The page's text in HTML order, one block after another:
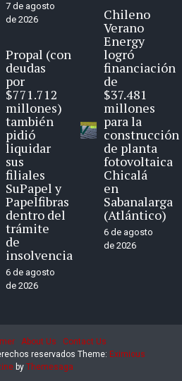
7 de agosto
de 2026
Propal (con
deudas
por
$771.712
millones)
también
pidió
liquidar
sus
filiales
SuPapel y
Papelfibras
dentro del
trámite
de
insolvencia
6 de agosto
de 2026
Chileno
Verano
Energy
logró
financiación
de
$37.481
millones
para la
construcción
de planta
fotovoltaica
Chicalá
en
Sabanalarga
(Atlántico)
6 de agosto
de 2026
About Us
Contact Us
reservados Theme: Eximious
by Themesaga